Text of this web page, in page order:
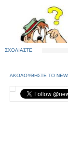
ΣΧΟΛΙΑΣΤΕ
ΑΚΟΛΟΥΘΗΣΤΕ ΤΟ